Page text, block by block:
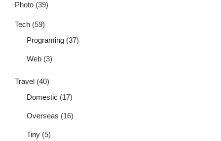
Photo (39)
Tech (59)
Programing (37)
Web (3)
Travel (40)
Domestic (17)
Overseas (16)
Tiny (5)